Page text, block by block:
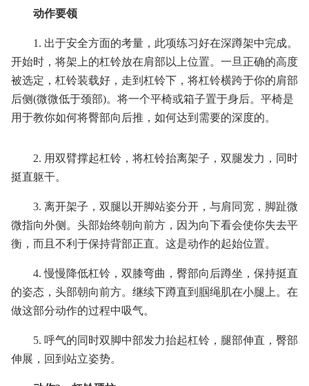
动作要领
1. 出于安全方面的考量，此项练习好在深蹲架中完成。
开始时，将架上的杠铃放在肩部以上位置。一旦正确的高度
被选定，杠铃装载好，走到杠铃下，将杠铃横跨于你的肩部
后侧(微微低于颈部)。将一个平椅或箱子置于身后。平椅是
用于教你如何将臀部向后推，如何达到需要的深度的。
2. 用双臂撑起杠铃，将杠铃抬离架子，双腿发力，同时
挺直躯干。
3. 离开架子，双腿以开脚站姿分开，与肩同宽，脚趾微
微指向外侧。头部始终朝向前方，因为向下看会使你失去平
衡，而且不利于保持背部正直。这是动作的起始位置。
4. 慢慢降低杠铃，双膝弯曲，臀部向后蹲坐，保持挺直
的姿态，头部朝向前方。继续下蹲直到腘绳肌在小腿上。在
做这部分动作的过程中吸气。
5. 呼气的同时双脚中部发力抬起杠铃，腿部伸直，臀部
伸展，回到站立姿势。